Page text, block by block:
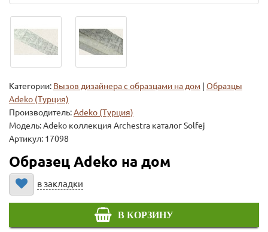
Категории: Вызов дизайнера с образцами на дом
Образцы
Adeko (Турция)
Производитель:Adeko (Турция)
Модель:Adeko коллекция Archestra каталог Solfej
Артикул: 17098
Образец Adeko на дом
в закладки
В КОРЗИНУ